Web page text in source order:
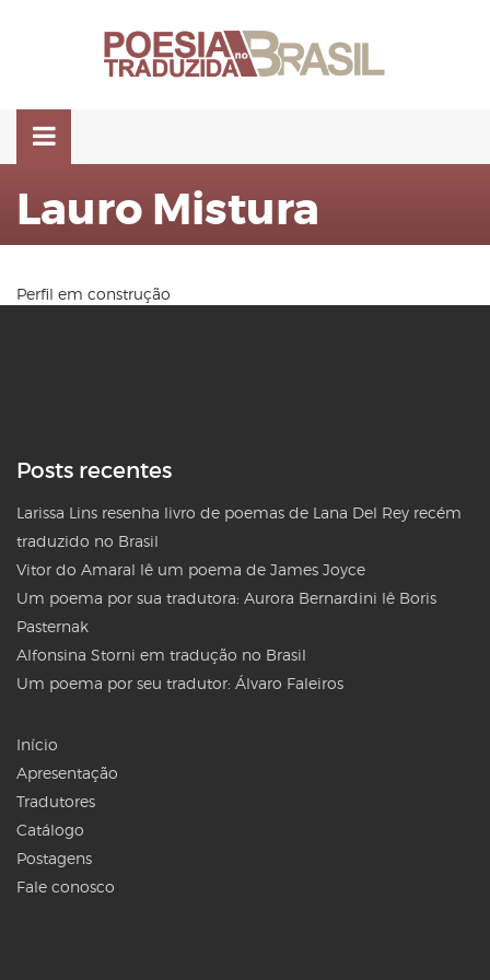
Lauro Mistura
Perfil em construção
Posts recentes
Larissa Lins resenha livro de poemas de Lana Del Rey recém
traduzido no Brasil
Vitor do Amaral lê um poema de James Joyce
Um poema por sua tradutora: Aurora Bernardini lê Boris
Pasternak
Alfonsina Storni em tradução no Brasil
Um poema por seu tradutor: Álvaro Faleiros
Início
Apresentação
Tradutores
Catálogo
Postagens
Fale conosco